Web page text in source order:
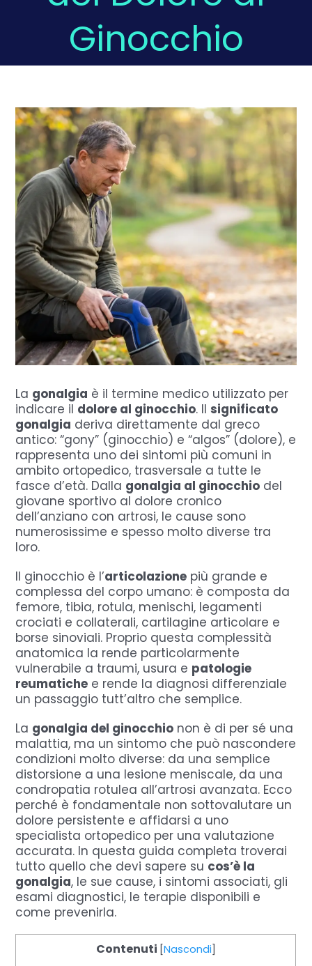
Domande Frequenti
Press
Prenota
Ginocchio
La gonalgia è il termine medico utilizzato per
indicare il dolore al ginocchio. Ilsignificato
gonalgia deriva direttamente dal greco
antico: “gony” (ginocchio) e “algos” (dolore), e
rappresenta uno dei sintomi più comuni in
ambito ortopedico, trasversale a tutte le
fasce d’età. Dalla gonalgia al ginocchio del
giovane sportivo al dolore cronico
dell’anziano con artrosi, le cause sono
numerosissime e spesso molto diverse tra
loro.
Il ginocchio è l’articolazione più grande e
complessa del corpo umano: è composta da
femore, tibia, rotula, menischi, legamenti
crociati e collaterali, cartilagine articolare e
borse sinoviali. Proprio questa complessità
anatomica la rende particolarmente
vulnerabile a traumi, usura e patologie
reumatiche e rende la diagnosi differenziale
un passaggio tutt’altro che semplice.
La gonalgia del ginocchio non è di per sé una
malattia, ma un sintomo che può nascondere
condizioni molto diverse: da una semplice
distorsione a una lesione meniscale, da una
condropatia rotulea all’artrosi avanzata. Ecco
perché è fondamentale non sottovalutare un
dolore persistente e affidarsi a uno
specialista ortopedico per una valutazione
accurata. In questa guida completa troverai
tutto quello che devi sapere su cos’è la
gonalgia, le sue cause, i sintomi associati, gli
esami diagnostici, le terapie disponibili e
come prevenirla.
Contenuti [Nascondi